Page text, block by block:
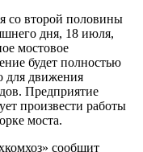
со второй половины
дня, 18 июля,
мостовое
будет полностью
для движения
Предприятие
произвести работы
моста.
сообщит